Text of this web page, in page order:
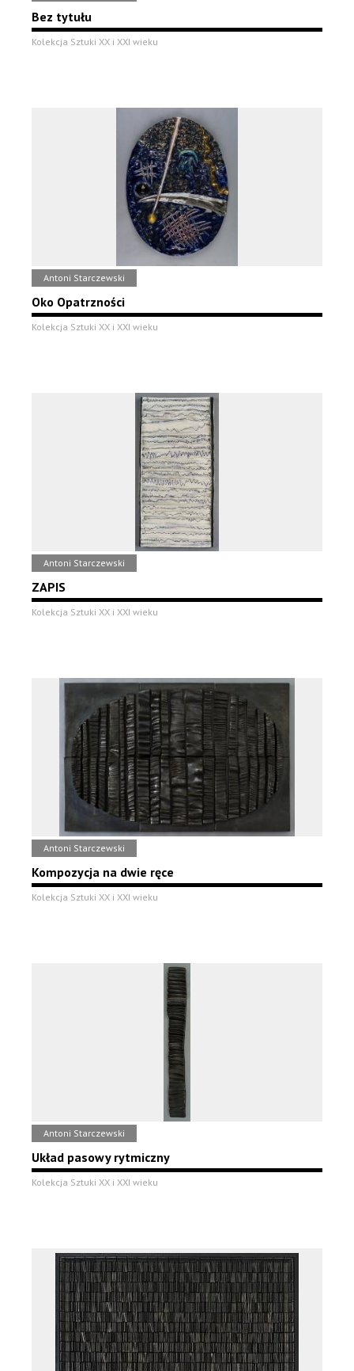
Bez tytułu
Kolekcja Sztuki XX i XXI wieku
Antoni Starczewski
Oko Opatrzności
Kolekcja Sztuki XX i XXI wieku
Antoni Starczewski
ZAPIS
Kolekcja Sztuki XX i XXI wieku
Antoni Starczewski
Kompozycja na dwie ręce
Kolekcja Sztuki XX i XXI wieku
Antoni Starczewski
Układ pasowy rytmiczny
Kolekcja Sztuki XX i XXI wieku